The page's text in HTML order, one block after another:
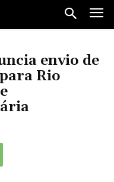
envio de
Rio